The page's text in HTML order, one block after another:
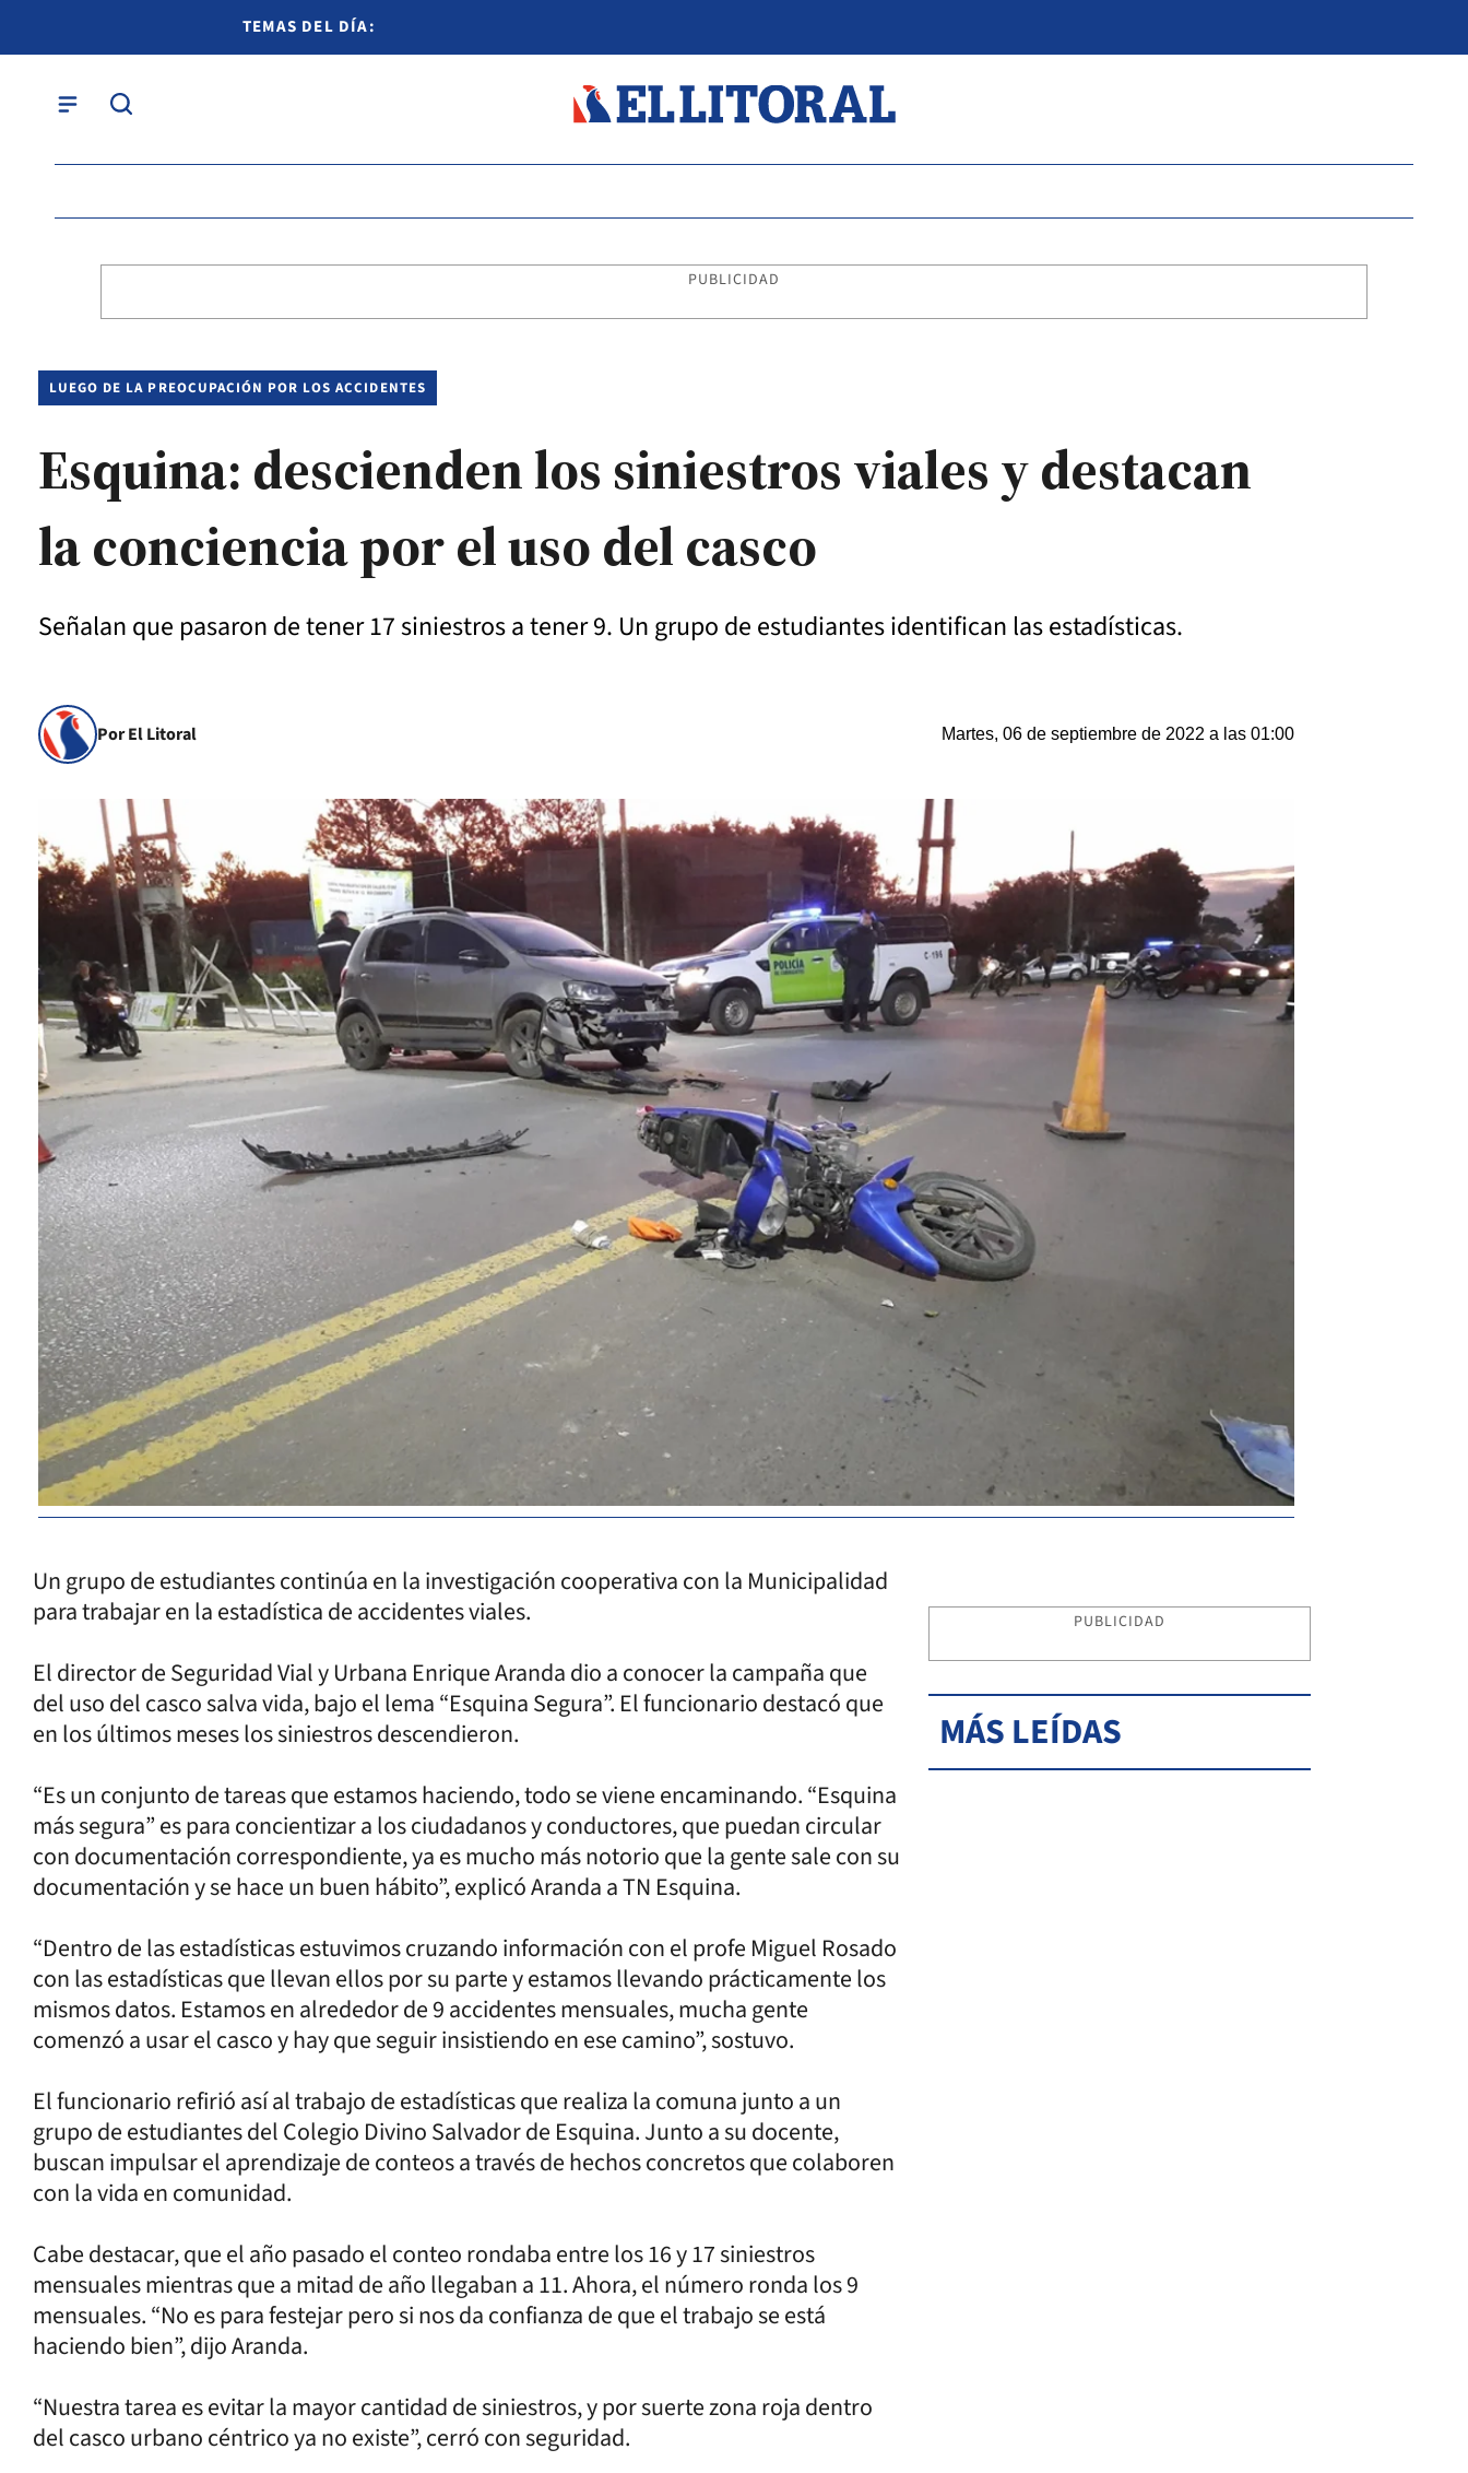
TEMAS DEL DÍA:
PUBLICIDAD
LUEGO DE LA PREOCUPACIÓN POR LOS ACCIDENTES
Esquina: descienden los siniestros viales y destacan
la conciencia por el uso del casco
Señalan que pasaron de tener 17 siniestros a tener 9. Un grupo de estudiantes identifican las estadísticas.
Por El Litoral Martes, 06 de septiembre de 2022 a las 01:00
Un grupo de estudiantes continúa en la investigación cooperativa con la Municipalidad
para trabajar en la estadística de accidentes viales.
El director de Seguridad Vial y Urbana Enrique Aranda dio a conocer la campaña que
del uso del casco salva vida, bajo el lema “Esquina Segura”. El funcionario destacó que
en los últimos meses los siniestros descendieron.
“Es un conjunto de tareas que estamos haciendo, todo se viene encaminando. “Esquina
más segura” es para concientizar a los ciudadanos y conductores, que puedan circular
con documentación correspondiente, ya es mucho más notorio que la gente sale con su
documentación y se hace un buen hábito”, explicó Aranda a TN Esquina.
“Dentro de las estadísticas estuvimos cruzando información con el profe Miguel Rosado
con las estadísticas que llevan ellos por su parte y estamos llevando prácticamente los
mismos datos. Estamos en alrededor de 9 accidentes mensuales, mucha gente
comenzó a usar el casco y hay que seguir insistiendo en ese camino”, sostuvo.
El funcionario refirió así al trabajo de estadísticas que realiza la comuna junto a un
grupo de estudiantes del Colegio Divino Salvador de Esquina. Junto a su docente,
buscan impulsar el aprendizaje de conteos a través de hechos concretos que colaboren
con la vida en comunidad.
Cabe destacar, que el año pasado el conteo rondaba entre los 16 y 17 siniestros
mensuales mientras que a mitad de año llegaban a 11. Ahora, el número ronda los 9
mensuales. “No es para festejar pero si nos da confianza de que el trabajo se está
haciendo bien”, dijo Aranda.
“Nuestra tarea es evitar la mayor cantidad de siniestros, y por suerte zona roja dentro
del casco urbano céntrico ya no existe”, cerró con seguridad.
PUBLICIDAD
MÁS LEÍDAS